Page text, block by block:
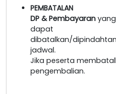
PEMBATALAN
DP & Pembayaran
dapat
dibatalkan/
jadwal.
Jika peserta
pengembalian.